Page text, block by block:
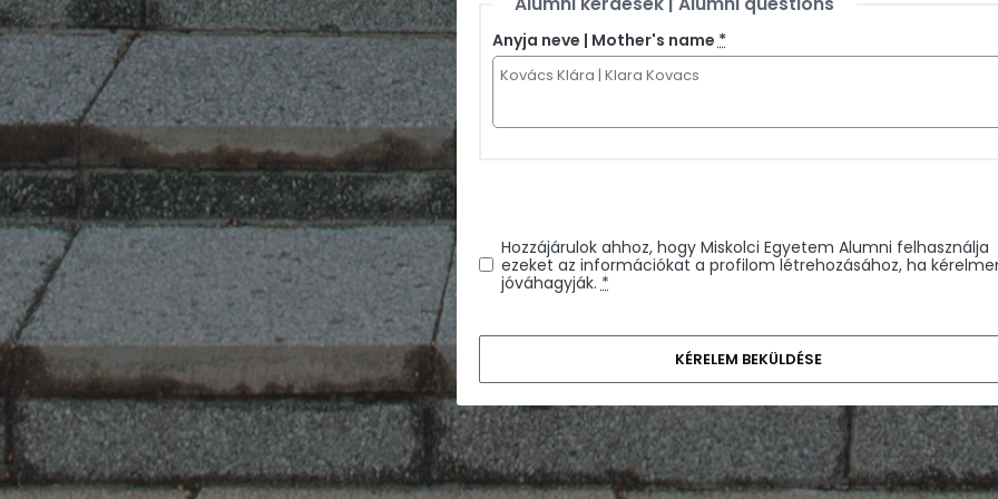
Anyja neve | Mother's name*
Hozzájárulok ahhoz, hogy Miskolci Egyetem Alumni felhasználja
ezeket az információkat a profilom létrehozásához, ha
jóváhagyják.*